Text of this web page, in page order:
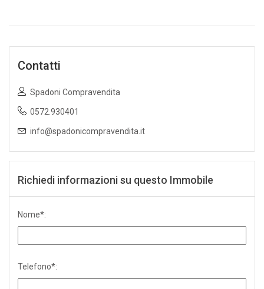
Contatti
Spadoni Compravendita
0572.930401
info@spadonicompravendita.it
Richiedi informazioni su questo Immobile
Nome*:
Telefono*: